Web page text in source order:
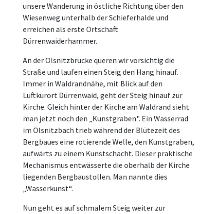
unsere Wanderung in östliche Richtung über den
Wiesenweg unterhalb der Schieferhalde und
erreichen als erste Ortschaft
Dürrenwaiderhammer.
An der Ölsnitzbrücke queren wir vorsichtig die
Straße und laufen einen Steig den Hang hinauf.
Immer in Waldrandnähe, mit Blick auf den
Luftkurort Dürrenwaid, geht der Steig hinauf zur
Kirche. Gleich hinter der Kirche am Waldrand sieht
man jetzt noch den „Kunstgraben". Ein Wasserrad
im Ölsnitzbach trieb während der Blütezeit des
Bergbaues eine rotierende Welle, den Kunstgraben,
aufwärts zu einem Kunstschacht. Dieser praktische
Mechanismus entwässerte die oberhalb der Kirche
liegenden Bergbaustollen. Man nannte dies
„Wasserkunst“.
Nun geht es auf schmalem Steig weiter zur